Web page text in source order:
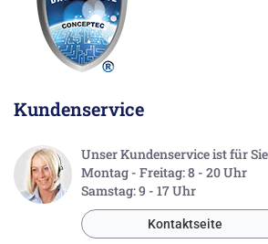
Kundenservice
Unser Kundenservice ist für
Montag - Freitag: 8 - 20 Uhr
Samstag: 9 - 17 Uhr
Kontaktseite